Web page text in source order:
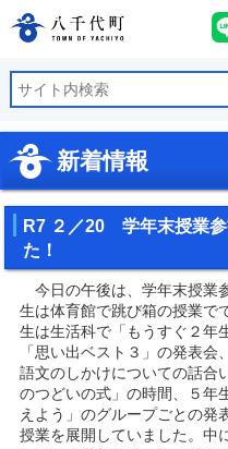
八千代町公
新着情報
R7 ２／20 学年末授業
た！
今日の午後は、学年末授業
生は体育館で跳び箱の授業で
生は生活科で「もうすぐ２年
「思い出ベスト３」の発表
語文のしかけについての話合
のつどいの式」の時間、５年
えよう」のグループごとの発
授業を展開していました。中